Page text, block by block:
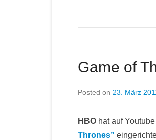
Game of
Posted on 23. März
HBO hat auf
Thrones”